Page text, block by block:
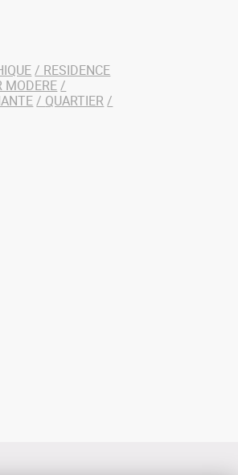
RESIDENCE
MODERE
QUARTIER